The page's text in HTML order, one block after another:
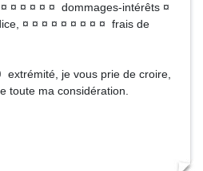
¤ ¤ ¤ ¤ ¤ dommages-intérêts ¤
¤ ¤ ¤ ¤ ¤ ¤ ¤ ¤ ¤ frais de
je vous prie de croire,
toute ma considération.